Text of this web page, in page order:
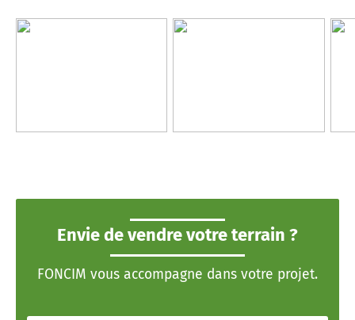
Envie de vendre votre terrain ?
FONCIM vous accompagne dans votre projet.